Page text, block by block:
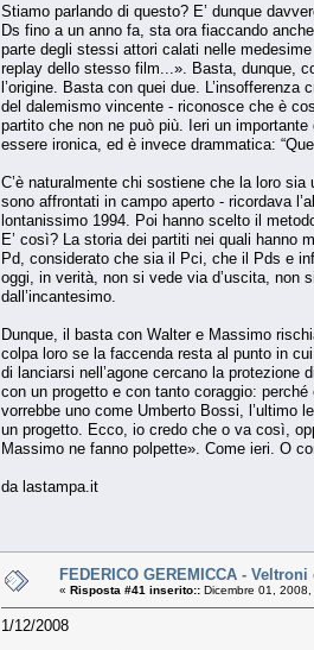
Stiamo parlando di questo? E’ dunque
Ds fino a un anno fa, sta ora fiaccando
parte degli stessi attori calati nelle
replay dello stesso film...». Basta, dunque,
l’origine. Basta con quei due.
del dalemismo vincente - riconosce che è
partito che non ne può più. Ieri un
essere ironica, ed è invece drammatica:
C’è naturalmente chi sostiene che la loro
sono affrontati in campo aperto - ricordava
lontanissimo 1994. Poi hanno scelto il
E’ così? La storia dei partiti nei quali hanno
Pd, considerato che sia il Pci, che il Pds e
oggi, in verità, non si vede via d’uscita, non
dall’incantesimo.
Dunque, il basta con Walter e Massimo
colpa loro se la faccenda resta al punto in
di lanciarsi nell’agone cercano la protezione
con un progetto e con tanto coraggio:
vorrebbe uno come Umberto Bossi, l’ultimo
un progetto. Ecco, io credo che o va così,
Massimo ne fanno polpette». Come ieri. O
da lastampa.it
FEDERICO GEREMICCA -
« Risposta #41 inserito:: Dicembre 01,
1/12/2008